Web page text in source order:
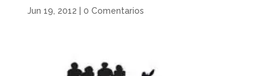
Jun 19, 2012 0 Comentarios